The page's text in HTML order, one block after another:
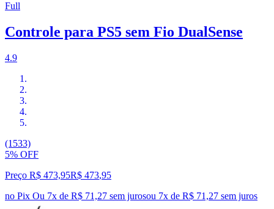
Full
Controle para PS5 sem Fio DualSense
4.9
(1533)
5% OFF
Preço R$ 473,95R$ 473,95
no Pix Ou 7x de R$ 71,27 sem jurosou 7x de R$ 71,27 sem juros